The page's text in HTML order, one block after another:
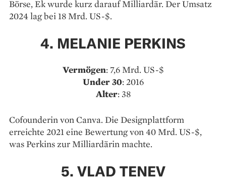
Börse, Ek wurde kurz darauf Milliardär. Der Umsatz
2024 lag bei 18 Mrd. US-$.
4. MELANIE PERKINS
Vermögen: 7,6 Mrd. US-$
Under 30: 2016
Alter: 38
Cofounderin von Canva. Die Designplattform
erreichte 2021 eine Bewertung von 40 Mrd. US-$,
was Perkins zur Milliardärin machte.
5. VLAD TENEV